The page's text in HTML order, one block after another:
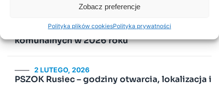
Zobacz preferencje
Polityka plików cookiesPolityka prywatności
Harmonogram odbioru odpadów
komunalnych w 2026 roku
2 LUTEGO, 2026
PSZOK Rusiec – godziny otwarcia, lokalizacja i